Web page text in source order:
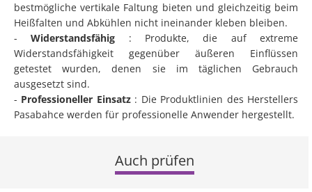
bestmögliche vertikale Faltung bieten und gleichzeitig beim
Heißfalten und Abkühlen nicht ineinander kleben bleiben.
-Widerstandsfähig : Produkte, die auf extreme
Widerstandsfähigkeit gegenüber äußeren Einflüssen
getestet wurden, denen sie im täglichen Gebrauch
ausgesetzt sind.
- Professioneller Einsatz : Die Produktlinien des Herstellers
Pasabahce werden für professionelle Anwender hergestellt.
Auch prüfen